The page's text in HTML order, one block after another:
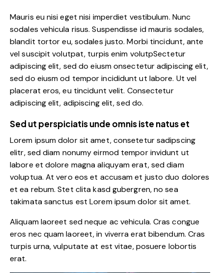
Mauris eu nisi eget nisi imperdiet vestibulum. Nunc
sodales vehicula risus. Suspendisse id mauris sodales,
blandit tortor eu, sodales justo. Morbi tincidunt, ante
vel suscipit volutpat, turpis enim volutpSectetur
adipiscing elit, sed do eiusm onsectetur adipiscing elit,
sed do eiusm od tempor incididunt ut labore. Ut vel
placerat eros, eu tincidunt velit. Consectetur
adipiscing elit, adipiscing elit, sed do.
Sed ut perspiciatis unde omnis iste natus et
Lorem ipsum dolor sit amet, consetetur sadipscing
elitr, sed diam nonumy eirmod tempor invidunt ut
labore et dolore magna aliquyam erat, sed diam
voluptua. At vero eos et accusam et justo duo dolores
et ea rebum. Stet clita kasd gubergren, no sea
takimata sanctus est Lorem ipsum dolor sit amet.
Aliquam laoreet sed neque ac vehicula. Cras congue
eros nec quam laoreet, in viverra erat bibendum. Cras
turpis urna, vulputate at est vitae, posuere lobortis
erat.